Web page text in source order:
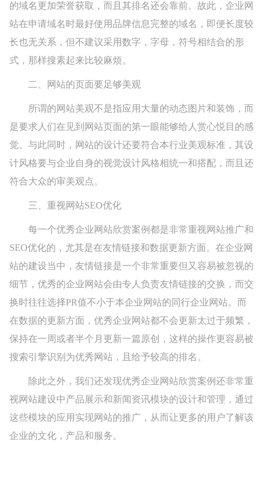
的域名更加荣誉获取，而且其排名还会靠前。故此，企业网
站在申请域名时最好使用品牌信息完整的域名，即便长度较
长也无关系，但不建议采用数字，字母，符号相结合的形
式，那样搜素起来比较麻烦。
二、网站的页面要足够美观
所谓的网站美观不是指应用大量的动态图片和装饰，而
是要求人们在见到网站页面的第一眼能够给人赏心悦目的感
觉。与此同时，网站的设计还要符合本行业美观标准，其设
计风格要与企业自身的视觉设计风格相统一和搭配，而且还
符合大众的审美观点。
三、重视网站SEO优化
每一个优秀企业网站欣赏案例都是非常重视网站推广和
SEO优化的，尤其是在友情链接和数据更新方面。在企业网
站的建设当中，友情链接是一个非常重要但又容易被忽视的
细节，优秀的企业网站会由专人负责友情链接的交换，而交
换时往往选择PR值不小于本企业网站的同行企业网站。而
在数据的更新方面，优秀企业网站都不会更新太过于频繁，
保持在一周或者半个月更新一篇原创，这样的操作更容易被
搜索引擎识别为优秀网站，且给予较高的排名。
除此之外，我们还发现优秀企业网站欣赏案例还非常重
视网站建设中产品展示和新闻资讯模块的设计和管理，通过
这些模块的应用实现网站的推广，从而让更多的用户了解该
企业的文化，产品和服务。